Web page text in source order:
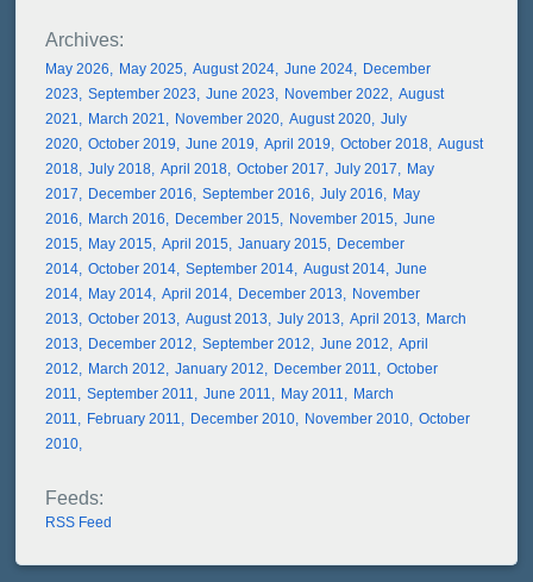
May 2026 May 2025 August 2024 June 2024
December
2023
September 2023 June 2023 November 2022
August
2021
March 2021 November 2020 August 2020 July
2020 October 2019 June 2019 April 2019 October 2018 August
2018 July 2018 April 2018 October 2017 July 2017
May
2017
December 2016 September 2016 July 2016
May
2016
March 2016 December 2015 November 2015 June
2015
May 2015 April 2015 January 2015
December
2014 October 2014 September 2014 August 2014 June
2014
May 2014 April 2014 December 2013
November
2013
October 2013 August 2013 July 2013 April 2013
March
2013
December 2012 September 2012 June 2012
April
2012
March 2012 January 2012 December 2011
October
2011
September 2011 June 2011 May 2011
March
2011
February 2011 December 2010 November 2010 October
2010
RSS Feed